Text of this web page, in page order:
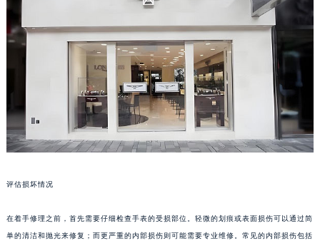
评估损坏情况
在着手修理之前，首先需要仔细检查手表的受损部位。轻微的划痕或表面损伤可以通过简
单的清洁和抛光来修复；而更严重的内部损伤则可能需要专业维修。常见的内部损伤包括